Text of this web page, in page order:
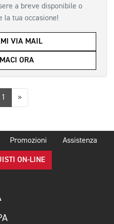
a breve disponibile o
tua occasione!
VIA MAIL
ORA
1 »Successiva
Promozioni Assistenza
ON-LINE